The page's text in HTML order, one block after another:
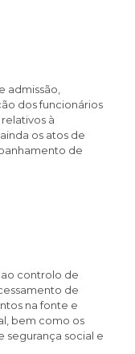
admissão,
dos funcionários
à
os atos de
de
controlo de
de
na fonte e
bem como os
segurança social e